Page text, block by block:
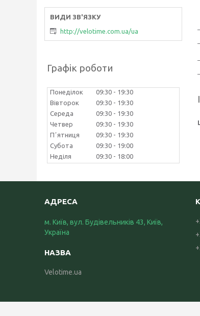
http://velotime.com.ua/ua
Графік роботи
Понеділок 09:30
19:30
Вівторок
09:30
19:30
Середа
09:30
19:30
Четвер
09:30
19:30
Пʼятниця
09:30
19:30
Субота
09:30
19:00
Неділя
09:30 18:00
м. Київ, вул. Будівельників 43, Київ,
Україна
Velotime.ua